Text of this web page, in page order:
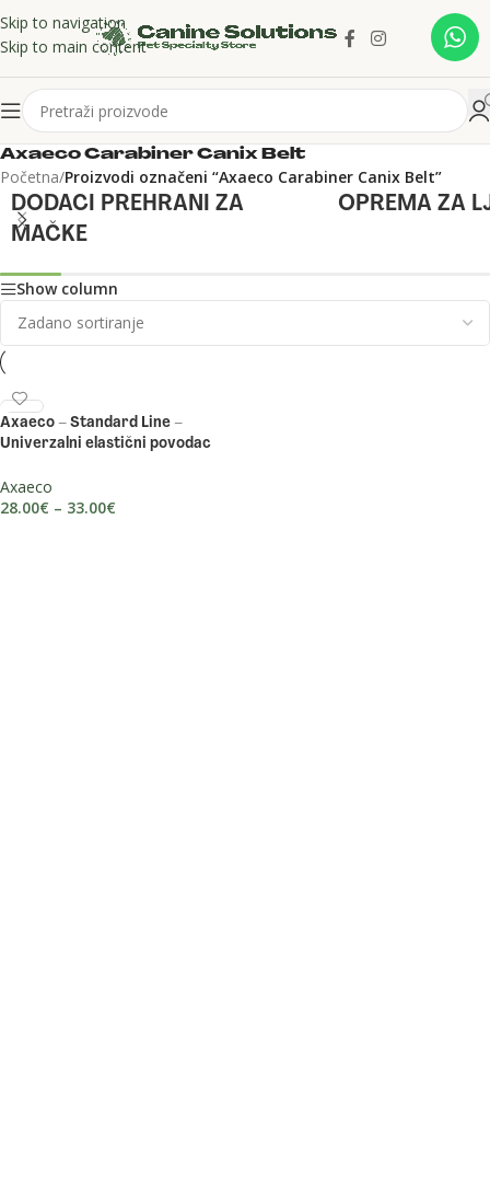
Skip to navigation
Skip to main content
Axaeco Carabiner Canix Belt
Početna/Proizvodi označeni “Axaeco Carabiner Canix Belt”
DODACI PREHRANI ZA
MAČKE
OPREMA ZA
Show column
Axaeco – Standard Line –
Univerzalni elastični povodac
Axaeco
28.00€ – 33.00€